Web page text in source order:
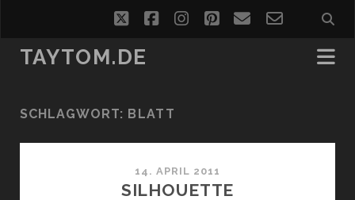
twitterfacebookinstagram
pinterest
emailemail-
form
TAYTOM.DE
SCHLAGWORT: BLATT
14. APRIL 2011
SILHOUETTE